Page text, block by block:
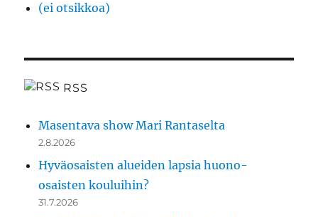
(ei otsikkoa)
RSS
Masentava show Mari Rantaselta
2.8.2026
Hyväosaisten alueiden lapsia huono-
osaisten kouluihin?
31.7.2026